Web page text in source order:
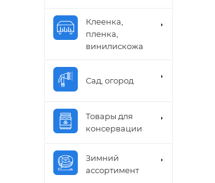
Клеенка,
пленка,
винилискожа
Сад, огород
Товары для
консервации
Зимний
ассортимент